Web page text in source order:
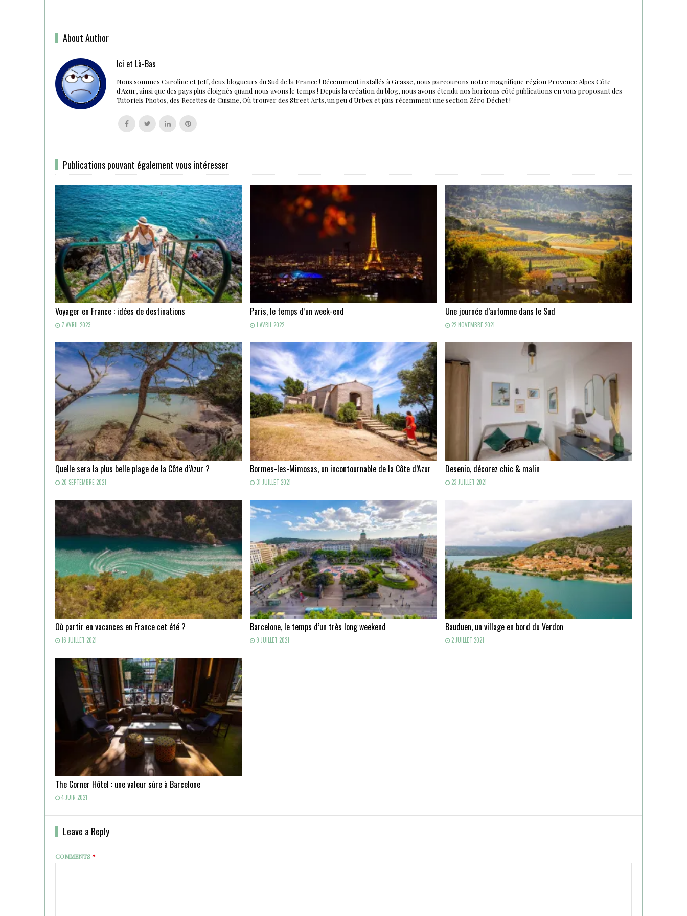
About Author
Ici et Là-Bas
Nous sommes Caroline et Jeff, deux blogueurs du Sud de la France ! Récemment installés à Grasse, nous parcourons notre magnifique région Provence Alpes Côte
d'Azur, ainsi que des pays plus éloignés quand nous avons le temps ! Depuis la création du blog, nous avons étendu nos horizons côté publications en vous proposant des
Tutoriels Photos, des Recettes de Cuisine, Où trouver des Street Arts, un peu d'Urbex et plus récemment une section Zéro Déchet !
Follow
us
Follow
us
Follow
us
Follow
us
Publications pouvant également vous intéresser
Voyager en France : idées de destinations
7 AVRIL 2023
Paris, le temps d’un week-end
1 AVRIL 2022
Une journée d’automne dans le Sud
22 NOVEMBRE 2021
Quelle sera la plus belle plage de la Côte d’Azur ?
20 SEPTEMBRE 2021
Bormes-les-Mimosas, un incontournable de la Côte d’Azur
31 JUILLET 2021
Desenio, décorez chic & malin
23 JUILLET 2021
Où partir en vacances en France cet été ?
16 JUILLET 2021
Barcelone, le temps d’un très long weekend
9 JUILLET 2021
Bauduen, un village en bord du Verdon
2 JUILLET 2021
The Corner Hôtel : une valeur sûre à Barcelone
4 JUIN 2021
Leave a Reply
COMMENTS*